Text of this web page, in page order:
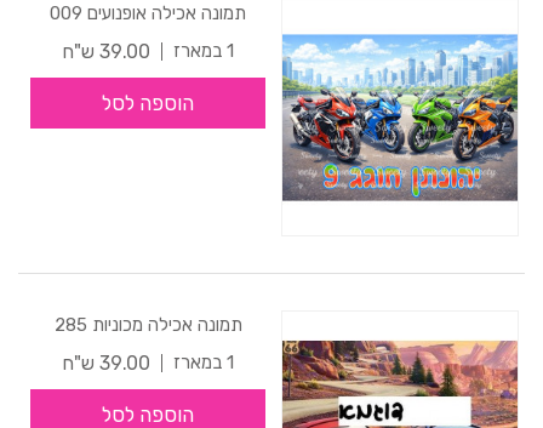
תמונה אכילה אופנועים 009
1 במארז
39.00 ש"ח
הוספה לסל
תמונה אכילה מכוניות 285
1 במארז
39.00 ש"ח
הוספה לסל